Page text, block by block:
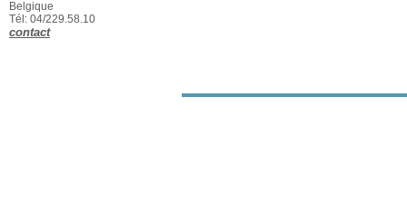
Belgique
Tél: 04/229.58.10
contact